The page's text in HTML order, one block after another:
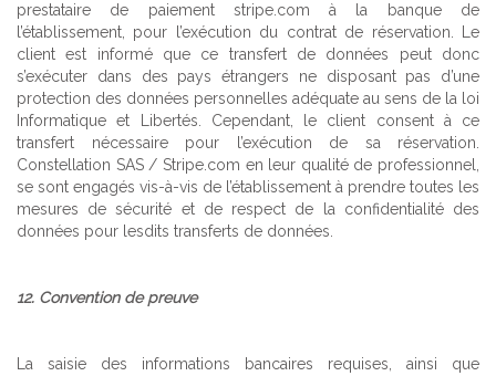
prestataire de paiement stripe.com à la banque de
l’établissement, pour l’exécution du contrat de réservation. Le
client est informé que ce transfert de données peut donc
s’exécuter dans des pays étrangers ne disposant pas d’une
protection des données personnelles adéquate au sens de la loi
Informatique et Libertés. Cependant, le client consent à ce
transfert nécessaire pour l’exécution de sa réservation.
Constellation SAS / Stripe.com en leur qualité de professionnel,
se sont engagés vis-à-vis de l’établissement à prendre toutes les
mesures de sécurité et de respect de la confidentialité des
données pour lesdits transferts de données.
12. Convention de preuve
La saisie des informations bancaires requises, ainsi que